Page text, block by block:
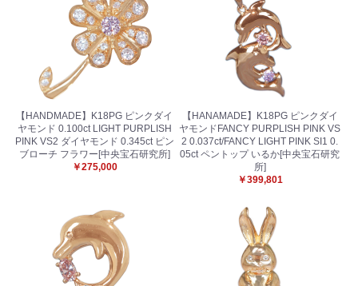
【HANDMADE】K18PG ピンクダイ
ヤモンド 0.100ct LIGHT PURPLISH
PINK VS2 ダイヤモンド 0.345ct ピン
ブローチ フラワー[中央宝石研究所]
￥275,000
【HANAMADE】K18PG ピンクダイ
ヤモンドFANCY PURPLISH PINK VS
2 0.037ct/FANCY LIGHT PINK SI1 0.
05ct ペントップ いるか[中央宝石研究
所]
￥399,801